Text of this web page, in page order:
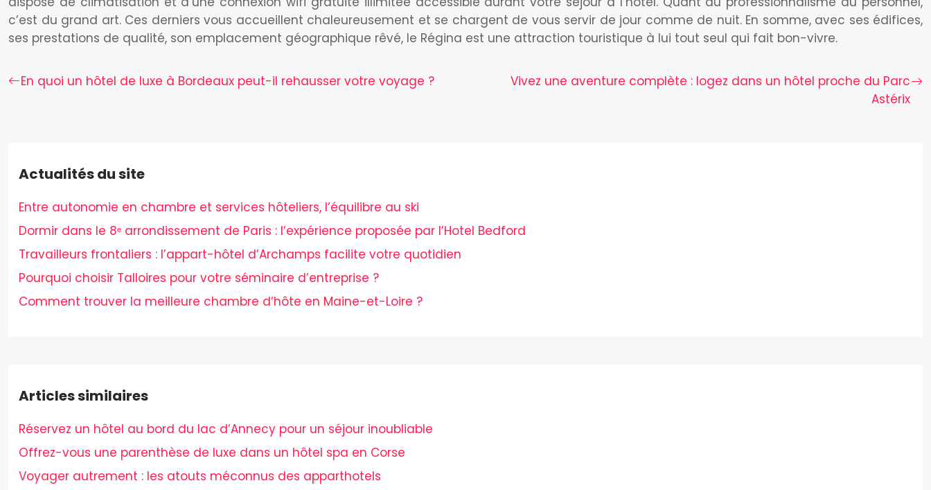
c’est du grand art. Ces derniers vous accueillent chaleureusement et se chargent de vous servir de jour comme de nuit. En somme, avec ses édifices,
ses prestations de qualité, son emplacement géographique rêvé, le Régina est une attraction touristique à lui tout seul qui fait bon-vivre.
En quoi un hôtel de luxe à Bordeaux peut-il rehausser votre voyage ?
Vivez une aventure complète : logez dans un hôtel proche du Parc
Astérix
Actualités du site
Entre autonomie en chambre et services hôteliers, l’équilibre au ski
Dormir dans le 8ᵉ arrondissement de Paris : l’expérience proposée par l’Hotel Bedford
Travailleurs frontaliers : l’appart-hôtel d’Archamps facilite votre quotidien
Pourquoi choisir Talloires pour votre séminaire d’entreprise ?
Comment trouver la meilleure chambre d’hôte en Maine-et-Loire ?
Articles similaires
Réservez un hôtel au bord du lac d’Annecy pour un séjour inoubliable
Offrez-vous une parenthèse de luxe dans un hôtel spa en Corse
Voyager autrement : les atouts méconnus des apparthotels